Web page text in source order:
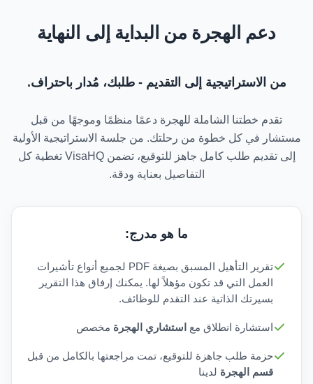
دعم الهجرة من البداية إلى النهاية
من الاستراتيجية إلى التقديم - طلبك، مُدار باحتراف.
تقدم خطتنا الشاملة للهجرة دعمًا منظمًا وموجهًا من قبل
مستشار في كل خطوة من رحلتك. من جلسة الاستراتيجية الأولية
إلى تقديم طلب كامل جاهز للتوقيع، تضمن VisaHQ تغطية كل
التفاصيل بعناية ودقة.
ما هو مدرج:
تقرير التأهيل المسبق بصيغة PDF لجميع أنواع تأشيرات
العمل التي قد تكون مؤهلاً لها. يمكنك إرفاق هذا التقرير
بسيرتك الذاتية عند التقدم للوظائف.
استشارة انطلاق مع استشاري الهجرة مخصص
حزمة طلب جاهزة للتوقيع، تمت مراجعتها بالكامل من قبل
قسم الهجرة لدينا